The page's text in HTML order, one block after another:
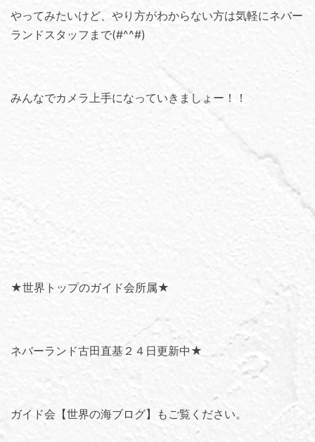
やってみたいけど、やり方がわからない方は気軽にネバー
ランドスタッフまで(#^^#)
みんなでカメラ上手になっていきましょー！！
★世界トップのガイド会所属★
ネバーランド古田直基２４日更新中★
ガイド会【世界の海ブログ】 もご覧ください。